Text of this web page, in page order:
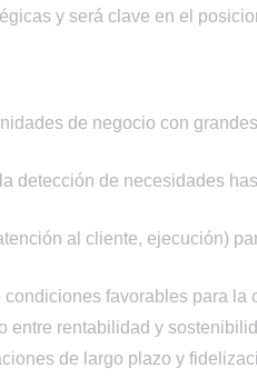
y será clave en el
de negocio con
detección de necesidades
al cliente, ejecución)
favorables para la
entre rentabilidad y
de largo plazo y